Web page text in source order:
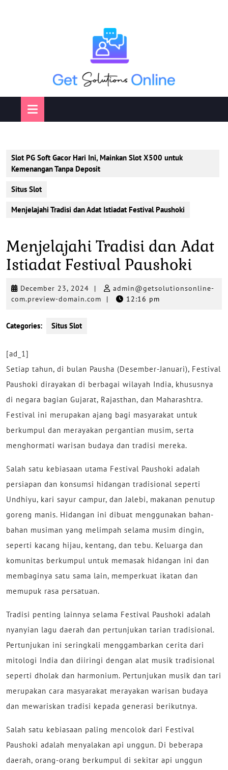
Slot PG Soft Gacor Hari Ini, Mainkan Slot X500 untuk
Kemenangan Tanpa Deposit
Situs Slot
Menjelajahi Tradisi dan Adat Istiadat Festival Paushoki
Menjelajahi Tradisi dan Adat
Istiadat Festival Paushoki
December 23, 2024 December
23,
|
admin@getsolutionsonline-
com.preview-domain.com admin@getsolutionsonline-
| 12:16 pm
Categories: Situs Slot
[ad_1]
Setiap tahun, di bulan Pausha (Desember-Januari), Festival
Paushoki dirayakan di berbagai wilayah India, khususnya
di negara bagian Gujarat, Rajasthan, dan Maharashtra.
Festival ini merupakan ajang bagi masyarakat untuk
berkumpul dan merayakan pergantian musim, serta
menghormati warisan budaya dan tradisi mereka.
Salah satu kebiasaan utama Festival Paushoki adalah
persiapan dan konsumsi hidangan tradisional seperti
Undhiyu, kari sayur campur, dan Jalebi, makanan penutup
goreng manis. Hidangan ini dibuat menggunakan bahan-
bahan musiman yang melimpah selama musim dingin,
seperti kacang hijau, kentang, dan tebu. Keluarga dan
komunitas berkumpul untuk memasak hidangan ini dan
membaginya satu sama lain, memperkuat ikatan dan
memupuk rasa persatuan.
Tradisi penting lainnya selama Festival Paushoki adalah
nyanyian lagu daerah dan pertunjukan tarian tradisional.
Pertunjukan ini seringkali menggambarkan cerita dari
mitologi India dan diiringi dengan alat musik tradisional
seperti dholak dan harmonium. Pertunjukan musik dan tari
merupakan cara masyarakat merayakan warisan budaya
dan mewariskan tradisi kepada generasi berikutnya.
Salah satu kebiasaan paling mencolok dari Festival
Paushoki adalah menyalakan api unggun. Di beberapa
daerah, orang-orang berkumpul di sekitar api unggun